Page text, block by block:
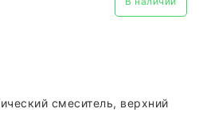
смеситель, верхний